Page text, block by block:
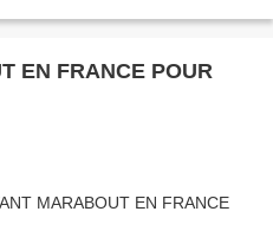
EN FRANCE POUR